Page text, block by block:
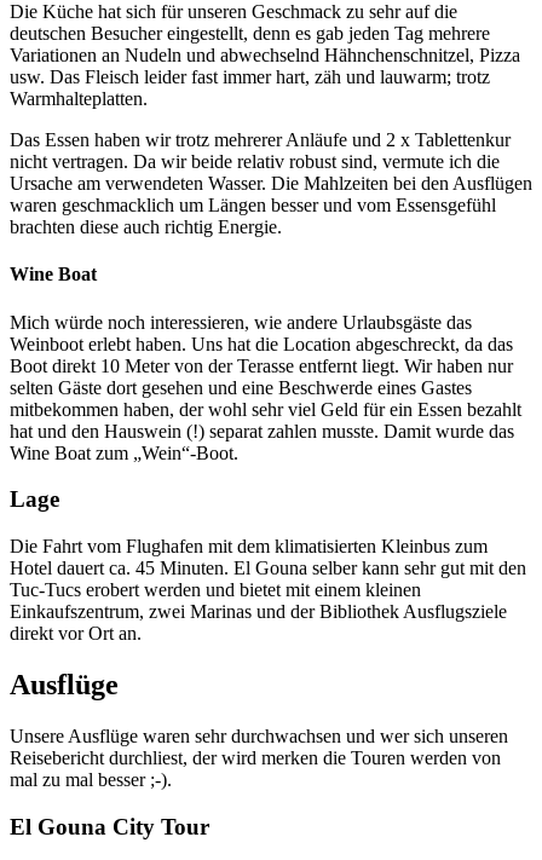
Die Küche hat sich für unseren Geschmack zu sehr auf die
deutschen Besucher eingestellt, denn es gab jeden Tag mehrere
Variationen an Nudeln und abwechselnd Hähnchenschnitzel, Pizza
usw. Das Fleisch leider fast immer hart, zäh und lauwarm; trotz
Warmhalteplatten.
Das Essen haben wir trotz mehrerer Anläufe und 2 x Tablettenkur
nicht vertragen. Da wir beide relativ robust sind, vermute ich die
Ursache am verwendeten Wasser. Die Mahlzeiten bei den Ausflügen
waren geschmacklich um Längen besser und vom Essensgefühl
brachten diese auch richtig Energie.
Wine Boat
Mich würde noch interessieren, wie andere Urlaubsgäste das
Weinboot erlebt haben. Uns hat die Location abgeschreckt, da das
Boot direkt 10 Meter von der Terasse entfernt liegt. Wir haben nur
selten Gäste dort gesehen und eine Beschwerde eines Gastes
mitbekommen haben, der wohl sehr viel Geld für ein Essen bezahlt
hat und den Hauswein (!) separat zahlen musste. Damit wurde das
Wine Boat zum „Wein“-Boot.
Lage
Die Fahrt vom Flughafen mit dem klimatisierten Kleinbus zum
Hotel dauert ca. 45 Minuten. El Gouna selber kann sehr gut mit den
Tuc-Tucs erobert werden und bietet mit einem kleinen
Einkaufszentrum, zwei Marinas und der Bibliothek Ausflugsziele
direkt vor Ort an.
Ausflüge
Unsere Ausflüge waren sehr durchwachsen und wer sich unseren
Reisebericht durchliest, der wird merken die Touren werden von
mal zu mal besser ;-).
El Gouna City Tour